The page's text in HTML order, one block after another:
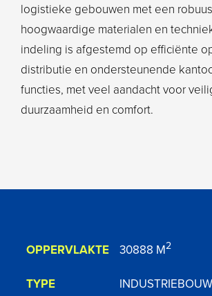
logistieke gebouwen met een
hoogwaardige materialen en
indeling is afgestemd op efficiënte
distributie en ondersteunende
functies, met veel aandacht voor
duurzaamheid en comfort.
OPPERVLAKTE 30888 M2
TYPE
INDUSTRIEBOUW